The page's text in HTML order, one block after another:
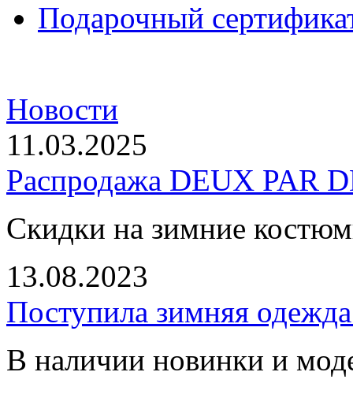
Подарочный
Новости
11.03.2025
Распродажа DEUX PAR
Скидки на зимние
13.08.2023
Поступила зимняя
В наличии новинки и